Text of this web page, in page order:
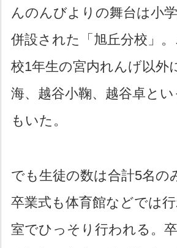
んのんびよりの舞台は小
併設された「旭丘分校」
校1年生の宮内れんげ以外
海、越谷小鞠、越谷卓と
もいた。
でも生徒の数は合計5名の
卒業式も体育館などでは
室でひっそり行われる。